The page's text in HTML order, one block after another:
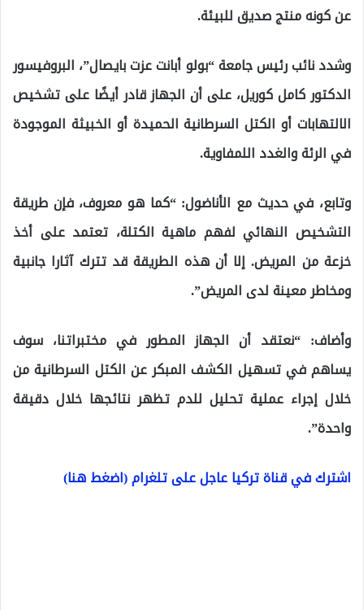
عن كونه منتج صديق للبيئة.
وشدد نائب رئيس جامعة “بولو أبانت عزت بايصال”، البروفيسور
الدكتور كامل كوريل، على أن الجهاز قادر أيضًا على تشخيص
الالتهابات أو الكتل السرطانية الحميدة أو الخبيثة الموجودة
في الرئة والغدد اللمفاوية.
وتابع، في حديث مع الأناضول: “كما هو معروف، فإن طريقة
التشخيص النهائي لفهم ماهية الكتلة، تعتمد على أخذ
خزعة من المريض. إلا أن هذه الطريقة قد تترك آثارا جانبية
ومخاطر معينة لدى المريض”.
وأضاف: “نعتقد أن الجهاز المطور في مختبراتنا، سوف
يساهم في تسهيل الكشف المبكر عن الكتل السرطانية من
خلال إجراء عملية تحليل للدم تظهر نتائجها خلال دقيقة
واحدة”.
اشترك في قناة تركيا عاجل على تلغرام (اضغط هنا)